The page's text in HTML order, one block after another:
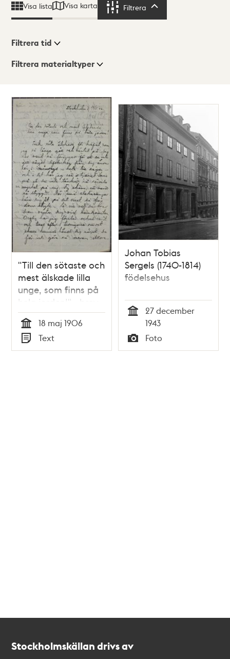
Visa lista Visa karta Filtrera
Visningsläge
ListaKarta
Filtrera tid
Filtrera materialtyper
träffar
"Till den sötaste och
mest älskade lilla
unge, som finns på
hela jorden!" - brev
från Tyra
Degermark, 31, till
Anton Nyström, 64,
den 18 maj 1906
Tid
18 maj 1906
Typ
Text
Johan Tobias
Sergels (1740-1814)
födelsehus
27 december
1943
Typ
Foto
Stockholmskällan drivs av